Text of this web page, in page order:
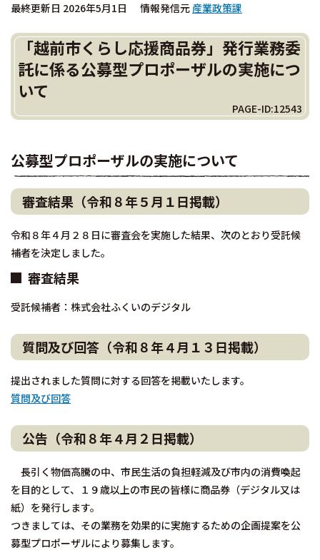
最終更新日 2026年5月1日 情報発信元 産業政策課
「越前市くらし応援商品券」発行業務委
託に係る公募型プロポーザルの実施につ
いて
PAGE-ID:12543
公募型プロポーザルの実施について
審査結果（令和８年５月１日掲載）
令和８年４月２８日に審査会を実施した結果、次のとおり受託候
補者を決定しました。
審査結果
受託候補者：株式会社ふくいのデジタル
質問及び回答（令和８年４月１３日掲載）
提出されました質問に対する回答を掲載いたします。
質問及び回答
公告（令和８年４月２日掲載）
長引く物価高騰の中、市民生活の負担軽減及び市内の消費喚起
を目的として、１９歳以上の市民の皆様に商品券（デジタル又は
紙）を発行します。
つきましては、その業務を効果的に実施するための企画提案を公
募型プロポーザルにより募集します。